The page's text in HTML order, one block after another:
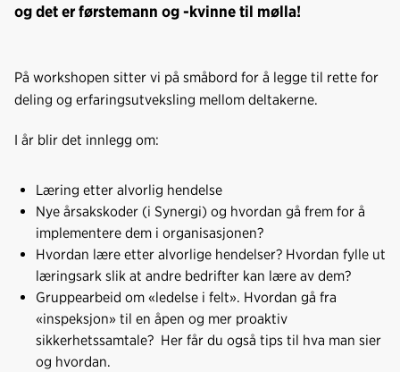
og det er førstemann og -kvinne til mølla!
På workshopen sitter vi på småbord for å legge til rette for
deling og erfaringsutveksling mellom deltakerne.
I år blir det innlegg om:
Læring etter alvorlig hendelse
Nye årsakskoder (i Synergi) og hvordan gå frem for å
implementere dem i organisasjonen?
Hvordan lære etter alvorlige hendelser? Hvordan fylle ut
læringsark slik at andre bedrifter kan lære av dem?
Gruppearbeid om «ledelse i felt». Hvordan gå fra
«inspeksjon» til en åpen og mer proaktiv
sikkerhetssamtale? Her får du også tips til hva man sier
og hvordan.